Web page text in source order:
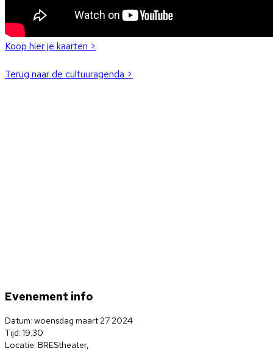
Koop hier je kaarten >
Terug naar de cultuuragenda >
Evenement info
Datum: woensdag maart 27 2024
Tijd: 19.30
Locatie: BREStheater,